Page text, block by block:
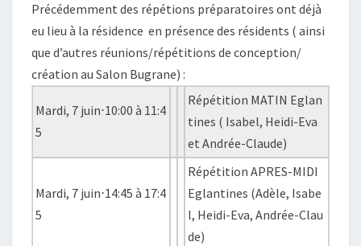
Précédemment des répétions préparatoires ont déjà
eu lieu à la résidence en présence des résidents ( ainsi
que d’autres réunions/répétitions de conception/
création au Salon Bugrane) :
Mardi, 7 juin⋅10:00 à 11:4
5
Répétition MATIN Eglan
tines ( Isabel, Heidi-Eva
et Andrée-Claude)
Mardi, 7 juin⋅14:45 à 17:4
5
Répétition APRES-MIDI
Eglantines (Adèle, Isabe
l, Heidi-Eva, Andrée-Clau
de)